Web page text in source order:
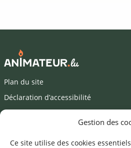
Gestion des
Ce site utilise des cookies
Plan du site
Déclaration d’accessibilité
Mentions légales